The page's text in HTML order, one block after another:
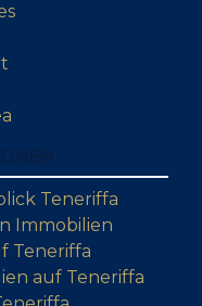
Teneriffa
Immobilien
Teneriffa
auf Teneriffa